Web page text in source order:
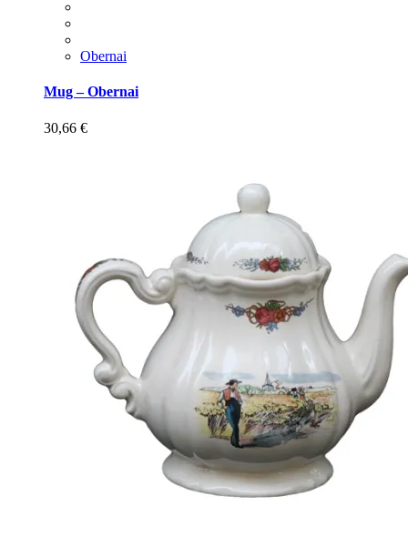
Obernai
Mug – Obernai
30,66 €